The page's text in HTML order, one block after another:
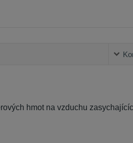
hmot na vzduchu